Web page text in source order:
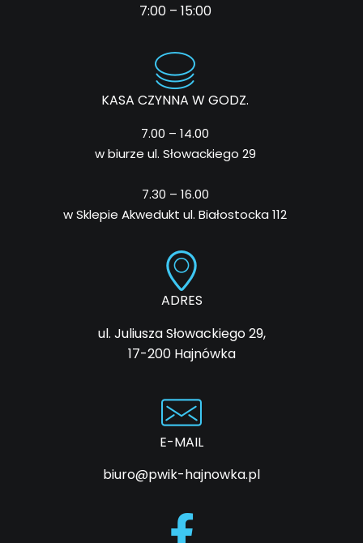
7:00 – 15:00
KASA CZYNNA W GODZ.
7.00 – 14.00
w biurze ul. Słowackiego 29
7.30 – 16.00
w Sklepie Akwedukt ul. Białostocka 112
ADRES
ul. Juliusza Słowackiego 29,
17-200 Hajnówka
E-MAIL
biuro@pwik-hajnowka.pl